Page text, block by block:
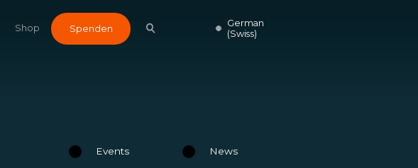
Shop Spenden
German
(Swiss)
Events News